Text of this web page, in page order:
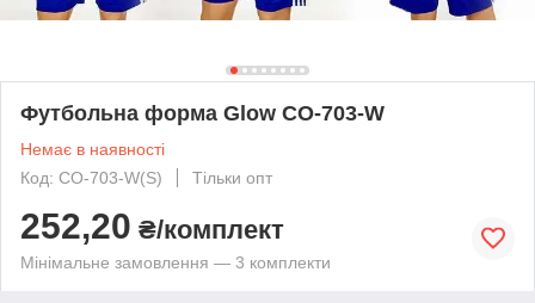
Футбольна форма Glow CO-703-W
Немає в наявності
Код: CO-703-W(S)
Тільки опт
252,20 ₴/комплект
Мінімальне замовлення — 3 комплекти